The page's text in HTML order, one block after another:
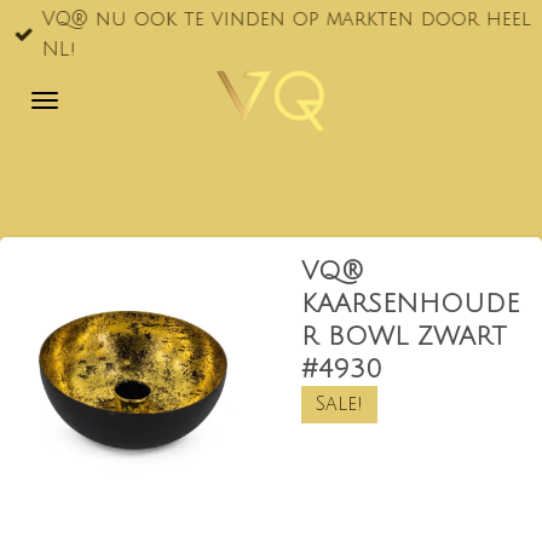
Ga
direct
VQ® nu ook te vinden op markten door heel
NL!
VQ®
KAARSENHOUDE
R BOWL ZWART
#4930
Sale!